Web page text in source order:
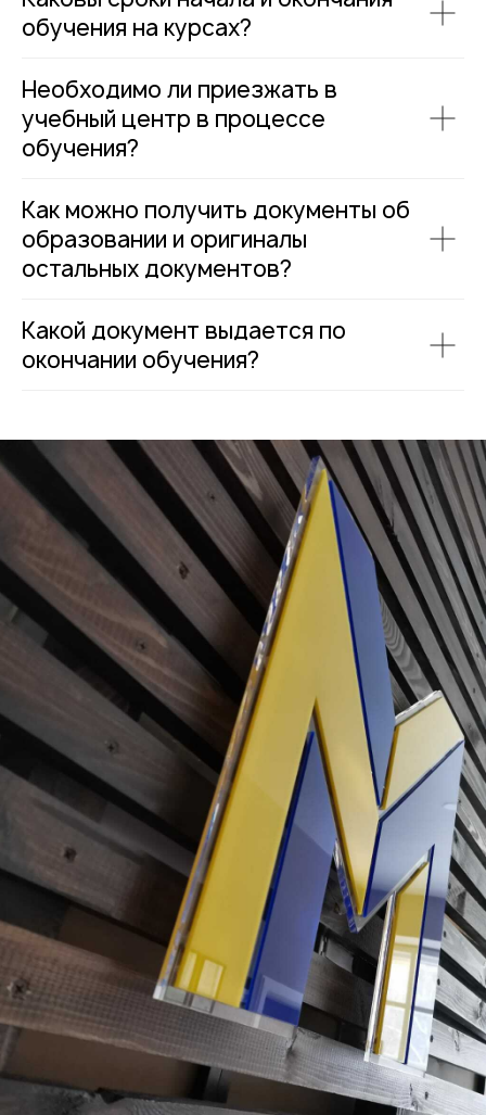
обучения на курсах?
Необходимо ли приезжать в
учебный центр в процессе
обучения?
Как можно получить документы об
образовании и оригиналы
остальных документов?
Какой документ выдается по
окончании обучения?